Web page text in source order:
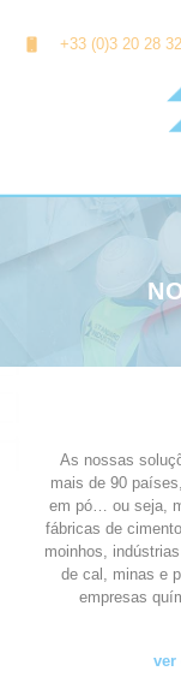
+33 (0)3 20 28
As nossas
mais de 90
em pó… ou seja,
fábricas de
moinhos,
de cal, minas e
empresas
ver